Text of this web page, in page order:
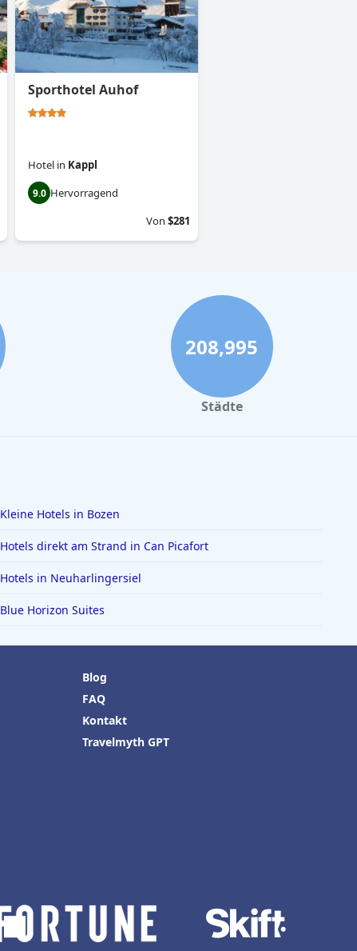
Sporthotel Auhof
Hotel in Kappl
9.0 Hervorragend
Von $281
208,995
Städte
Kleine Hotels in Bozen
Hotels direkt am Strand in Can Picafort
Hotels in Neuharlingersiel
Blue Horizon Suites
Blog
FAQ
Kontakt
Travelmyth GPT